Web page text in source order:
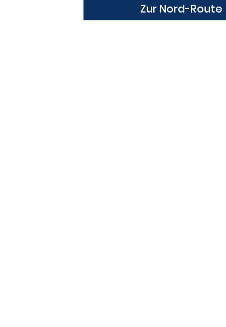
Zur Nord-Route